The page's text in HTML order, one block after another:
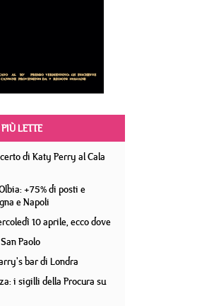
LETTE
di Katy Perry al Cala
+75% di posti e
e Napoli
10 aprile, ecco dove
Paolo
bar di Londra
i sigilli della Procura su